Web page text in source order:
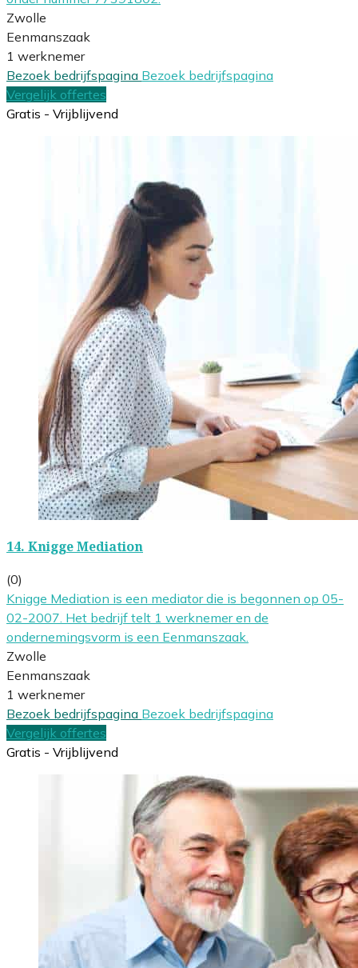
Zwolle
Eenmanszaak
1 werknemer
Bezoek bedrijfspagina Bezoek bedrijfspagina
Vergelijk offertes
Gratis - Vrijblijvend
14. Knigge Mediation
(0)
Knigge Mediation is een mediator die is begonnen op 05-
02-2007. Het bedrijf telt 1 werknemer en de
ondernemingsvorm is een Eenmanszaak.
Zwolle
Eenmanszaak
1 werknemer
Bezoek bedrijfspagina Bezoek bedrijfspagina
Vergelijk offertes
Gratis - Vrijblijvend